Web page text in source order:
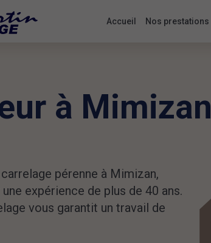
Accueil Nos prestations
à Mimizan
pérenne à Mimizan,
expérience de plus de 40 ans.
vous garantit un travail de